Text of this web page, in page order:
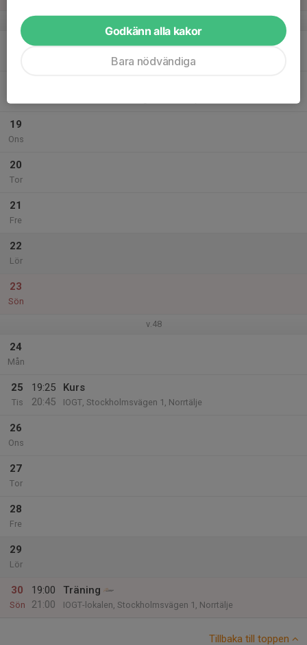
19
Ons
20
Tor
21
Fre
22
Lör
23
Sön
v.48
24
Mån
25
Tis
19:25
20:45
Kurs
IOGT, Stockholmsvägen 1, Norrtälje
26
Ons
27
Tor
28
Fre
29
Lör
30
Sön
19:00
21:00
Träning
IOGT-lokalen, Stockholmsvägen 1, Norrtälje
Tillbaka till toppen
Godkänn alla kakor
Bara nödvändiga